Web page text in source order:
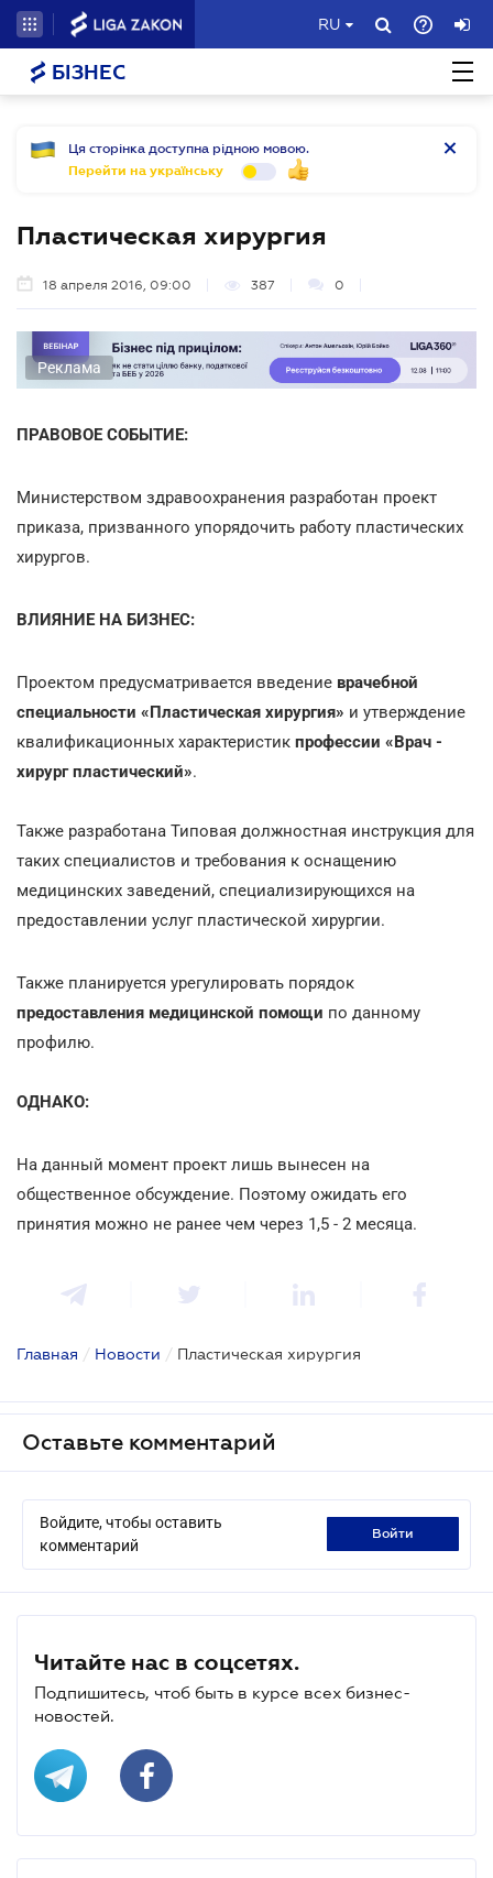
RU
БІЗНЕС
Ця сторінка доступна рідною мовою.
Перейти на українську
Пластическая хирургия
18 апреля 2016, 09:00 387 0
Реклама
ПРАВОВОЕ СОБЫТИЕ:
Министерством здравоохранения разработан проект
приказа, призванного упорядочить работу пластических
хирургов.
ВЛИЯНИЕ НА БИЗНЕС:
Проектом предусматривается введение врачебной
специальности «Пластическая хирургия» и утверждение
квалификационных характеристик профессии «Врач -
хирург пластический».
Также разработана Типовая должностная инструкция для
таких специалистов и требования к оснащению
медицинских заведений, специализирующихся на
предоставлении услуг пластической хирургии.
Также планируется урегулировать порядок
предоставления медицинской помощи по данному
профилю.
ОДНАКО:
На данный момент проект лишь вынесен на
общественное обсуждение. Поэтому ожидать его
принятия можно не ранее чем через 1,5 - 2 месяца.
Главная / Новости / Пластическая хирургия
Оставьте комментарий
Войдите, чтобы оставить
комментарий
войти
Читайте нас в соцсетях.
Подпишитесь, чтоб быть в курсе всех бизнес-
новостей.